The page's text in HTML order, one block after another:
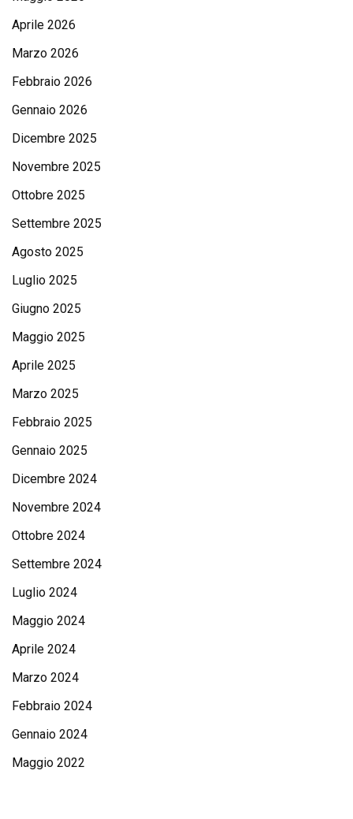
Aprile 2026
Marzo 2026
Febbraio 2026
Gennaio 2026
Dicembre 2025
Novembre 2025
Ottobre 2025
Settembre 2025
Agosto 2025
Luglio 2025
Giugno 2025
Maggio 2025
Aprile 2025
Marzo 2025
Febbraio 2025
Gennaio 2025
Dicembre 2024
Novembre 2024
Ottobre 2024
Settembre 2024
Luglio 2024
Maggio 2024
Aprile 2024
Marzo 2024
Febbraio 2024
Gennaio 2024
Maggio 2022